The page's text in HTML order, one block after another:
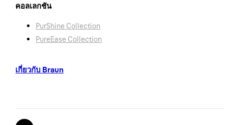
คอลเลกชัน
PurShine Collection
PureEase Collection
เกี่ยวกับ Braun